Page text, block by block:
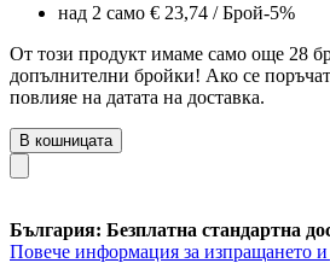
над 2 само € 23,74 / Брой-5%
От този продукт имаме само още 28
допълнителни бройки! Ако се
повлияе на датата на доставка.
В кошницата
България: Безплатна стандартна
Повече информация за изпращането и